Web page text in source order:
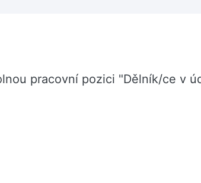
pracovní pozici "Dělník/ce v